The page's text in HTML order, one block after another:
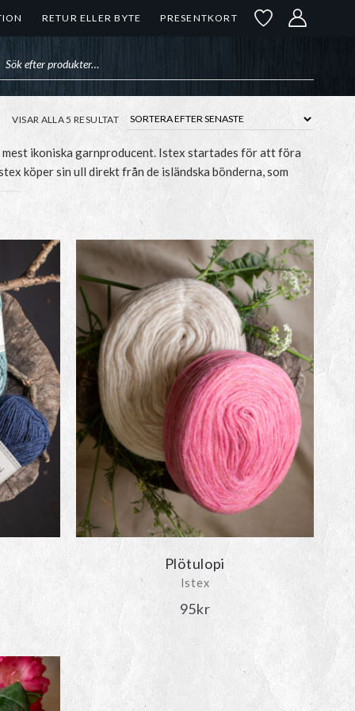
RETUR ELLER BYTE PRESENTKORT
mest ikoniska garnproducent. Istex startades för att föra
köper sin ull direkt från de isländska bönderna, som
100. Ullen ger en distinkt kvalitet och karaktär. Den är
för allt från varma tröjor till robusta utomhusplagg.
fibrer och fin lyster som stöter bort fukt och väta.
mycket att välja på. Hos oss hittar dumönsterblad
mönster hos oss, så hittar du det säkertpå sidan Lopi
Riddari, här får du hjälp med att välja färgerochhär
så finns alternativetAlafoss Lopi. Väljer du den
men ger magiska resultat. Behöver du lite förstärkning
VISAR ALLA 5 RESULTATSORTERA
EFTER
SENASTE
Plötulopi
Istex
95kr